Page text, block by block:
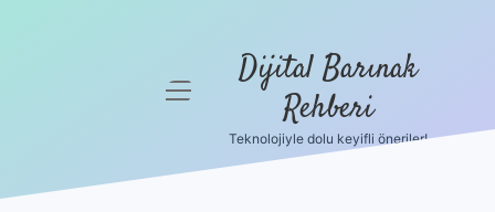
menüyü
Dijital Barınak
Rehberi
Teknolojiyle dolu keyifli öneriler!